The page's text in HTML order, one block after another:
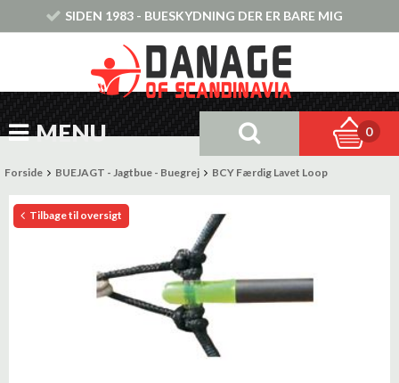
SIDEN 1983 - BUESKYDNING DER ER BARE MIG
MENU 0
Forside BUEJAGT - Jagtbue - Buegrej BCY Færdig Lavet Loop
Tilbage til oversigt